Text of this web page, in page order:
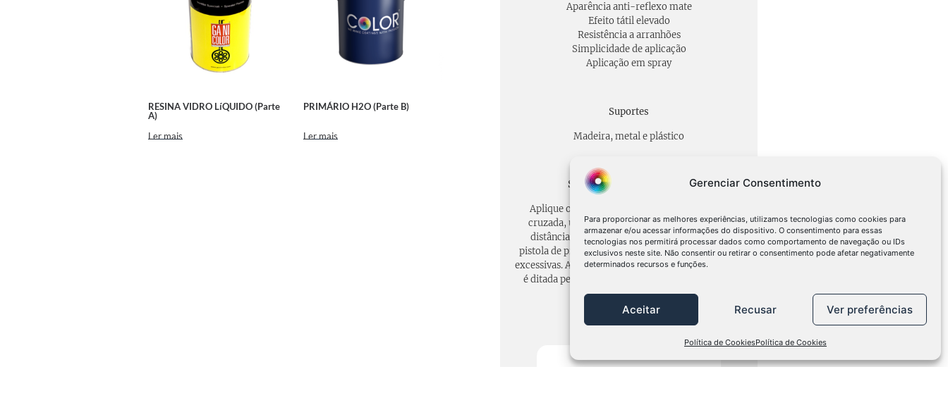
Gerenciar Consentimento
Para proporcionar as melhores experiências, utilizamos tecnologias como cookies para
armazenar e/ou acessar informações do dispositivo. O consentimento para essas
tecnologias nos permitirá processar dados como comportamento de navegação ou IDs
exclusivos neste site. Não consentir ou retirar o consentimento pode afetar negativamente
determinados recursos e funções.
Aceitar Recusar Ver preferências
Política de CookiesPolítica de Cookies
RESINA VIDRO LíQUIDO (Parte
A)
Ler mais
PRIMÁRIO H2O (Parte B)
Ler mais
Aparência anti-reflexo mate
Efeito tátil elevado
Resistência a arranhões
Simplicidade de aplicação
Aplicação em spray
Suportes
Madeira, metal e plástico
Sistema e ciclo de aplicação
Aplique o acabamento em uma única camada
cruzada, úmida e homogênea, mantendo uma
distância de aproximadamente 30 cm entre a
pistola de pintura e o suporte, evitando espessuras
excessivas. A cor final da superfície feita de TACTUS
é ditada pela cor ou pelo efeito da base utilizada.
Cores